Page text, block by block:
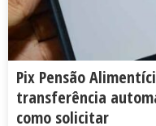
Pix Pensão
transferência
como solicitar